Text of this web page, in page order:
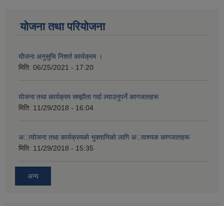
योजना तथा परियोजना
योेजना अनुसुचि निशर्त कार्यक्रम ।
मिति: 06/25/2021 - 17:20
याेजना तथा कार्यक्रम सम्झाैता गर्दा ल्याउनुपर्ने कागजातहरू
मिति: 11/29/2018 - 16:04
अायाेजना तथा कार्यक्रमकाे भुक्तानिकाे लागि अावश्यक कागजातहरू
मिति: 11/29/2018 - 15:35
अन्य